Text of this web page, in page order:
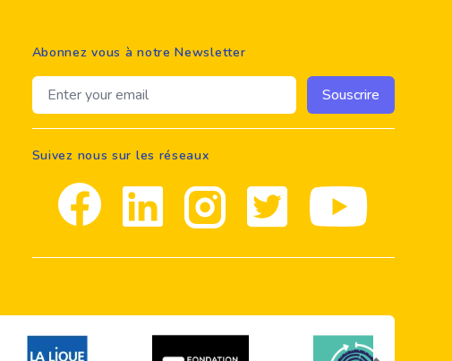
Abonnez vous à notre Newsletter
Email address Souscrire
Suivez nous sur les réseaux
Facebook Linkedin Instagram Twitter youtube